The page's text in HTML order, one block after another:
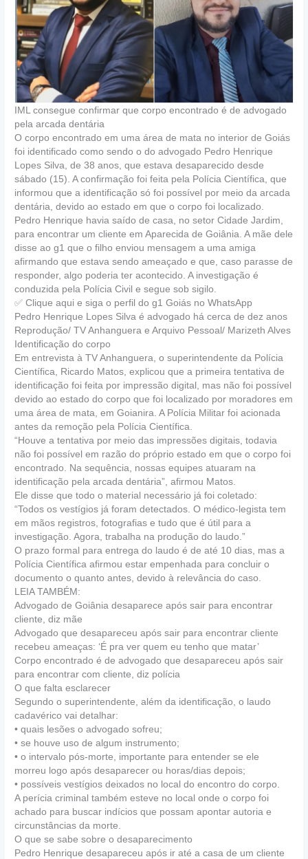
IML consegue confirmar que corpo encontrado é de advogado
pela arcada dentária
O corpo encontrado em uma área de mata no interior de Goiás
foi identificado como sendo o do advogado Pedro Henrique
Lopes Silva, de 38 anos, que estava desaparecido desde
sábado (15). A confirmação foi feita pela Polícia Científica, que
informou que a identificação só foi possível por meio da arcada
dentária, devido ao estado em que o corpo foi localizado.
Pedro Henrique havia saído de casa, no setor Cidade Jardim,
para encontrar um cliente em Aparecida de Goiânia. A mãe dele
disse ao g1 que o filho enviou mensagem a uma amiga
afirmando que estava sendo ameaçado e que, caso parasse de
responder, algo poderia ter acontecido. A investigação é
conduzida pela Polícia Civil e segue sob sigilo.
✅ Clique aqui e siga o perfil do g1 Goiás no WhatsApp
Pedro Henrique Lopes Silva é advogado há cerca de dez anos
Reprodução/ TV Anhanguera e Arquivo Pessoal/ Marizeth Alves
Identificação do corpo
Em entrevista à TV Anhanguera, o superintendente da Polícia
Científica, Ricardo Matos, explicou que a primeira tentativa de
identificação foi feita por impressão digital, mas não foi possível
devido ao estado do corpo que foi localizado por moradores em
uma área de mata, em Goianira. A Polícia Militar foi acionada
antes da remoção pela Polícia Científica.
“Houve a tentativa por meio das impressões digitais, todavia
não foi possível em razão do próprio estado em que o corpo foi
encontrado. Na sequência, nossas equipes atuaram na
identificação pela arcada dentária”, afirmou Matos.
Ele disse que todo o material necessário já foi coletado:
“Todos os vestígios já foram detectados. O médico-legista tem
em mãos registros, fotografias e tudo que é útil para a
investigação. Agora, trabalha na produção do laudo.”
O prazo formal para entrega do laudo é de até 10 dias, mas a
Polícia Científica afirmou estar empenhada para concluir o
documento o quanto antes, devido à relevância do caso.
LEIA TAMBÉM:
Advogado de Goiânia desaparece após sair para encontrar
cliente, diz mãe
Advogado que desapareceu após sair para encontrar cliente
recebeu ameaças: ‘É pra ver quem eu tenho que matar’
Corpo encontrado é de advogado que desapareceu após sair
para encontrar com cliente, diz polícia
O que falta esclarecer
Segundo o superintendente, além da identificação, o laudo
cadavérico vai detalhar:
• quais lesões o advogado sofreu;
• se houve uso de algum instrumento;
• o intervalo pós-morte, importante para entender se ele
morreu logo após desaparecer ou horas/dias depois;
• possíveis vestígios deixados no local do encontro do corpo.
A perícia criminal também esteve no local onde o corpo foi
achado para buscar indícios que possam apontar autoria e
circunstâncias da morte.
O que se sabe sobre o desaparecimento
Pedro Henrique desapareceu após ir até a casa de um cliente